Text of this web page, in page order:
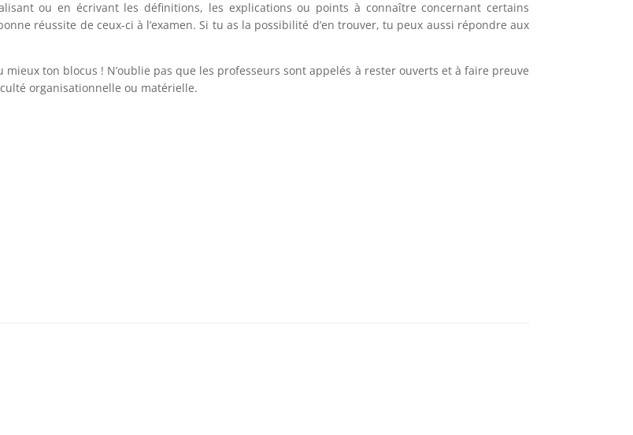
ou en écrivant les définitions, les explications ou points à connaître concernant certains
réussite de ceux-ci à l’examen. Si tu as la possibilité d’en trouver, tu peux aussi répondre aux
ton blocus ! N’oublie pas que les professeurs sont appelés à rester ouverts et à faire preuve
organisationnelle ou matérielle.